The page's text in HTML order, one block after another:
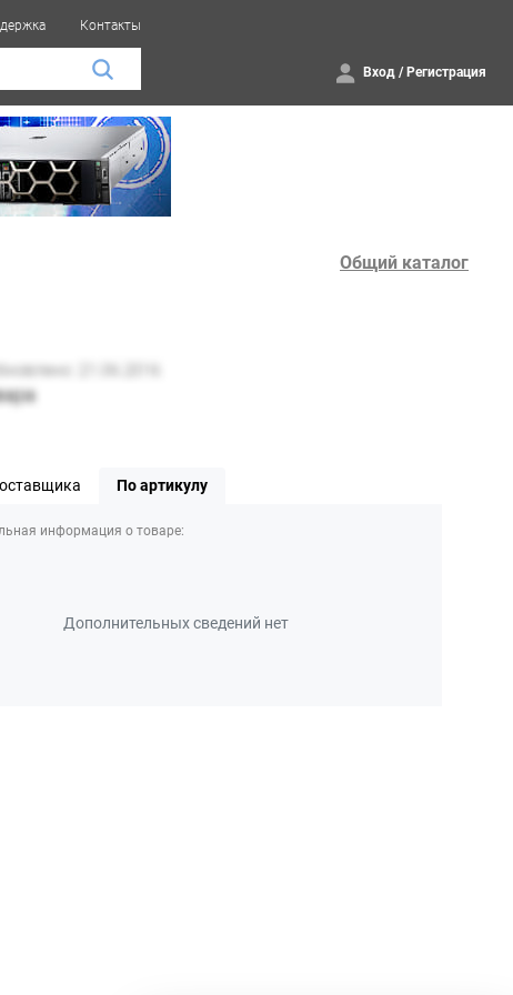
Контакты
Вход / Регистрация
Общий каталог
По артикулу
информация о товаре:
Дополнительных сведений нет